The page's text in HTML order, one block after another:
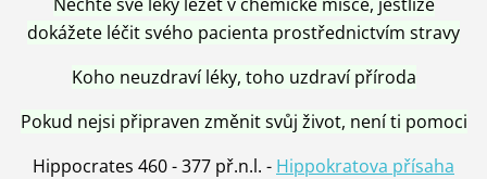
dokážete léčit svého pacienta prostřednictvím stravy
Koho neuzdraví léky, toho uzdraví příroda
Pokud nejsi připraven změnit svůj život, není ti pomoci
Hippocrates 460 - 377 př.n.l. - Hippokratova přísaha